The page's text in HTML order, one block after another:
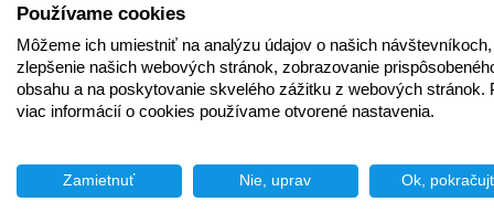
Používame cookies
Môžeme ich umiestniť na analýzu údajov o našich
zlepšenie našich webových stránok, zobrazovanie
obsahu a na poskytovanie skvelého zážitku z webových stránok.
viac informácií o cookies používame otvorené nastavenia.
Zamietnuť Nie, uprav Ok,